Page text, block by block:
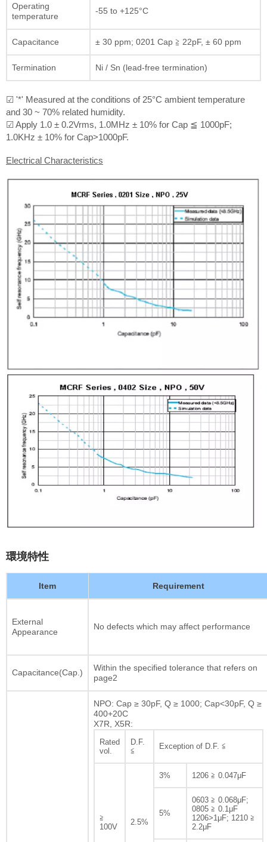
Operating
temperature
-55 to +125°C
Capacitance ± 30 ppm; 0201 Cap ≧ 22pF, ± 60 ppm
Termination Ni / Sn (lead-free termination)
☑ '*' Measured at the conditions of 25°C ambient temperature
and 30 ~ 70% related humidity.
☑ Apply 1.0 ± 0.2Vrms, 1.0MHz ± 10% for Cap ≦ 1000pF;
1.0KHz ± 10% for Cap>1000pF.
Electrical Characteristics
環境特性
Item Requirement
External
Appearance
No defects which may affect performance
Capacitance(Cap.)
Within the specified tolerance that refers on
page2
NPO: Cap ≥ 30pF, Q ≥ 1000; Cap<30pF, Q ≥
400+20C
X7R, X5R:
Rated
vol.
D.F.
≦
Exception of D.F. ≦
≧
100V
2.5%
3% 1206 ≧ 0.047μF
5%
0603 ≧ 0.068μF;
0805 ≧ 0.1μF
1206>1μF; 1210 ≧
2.2μF